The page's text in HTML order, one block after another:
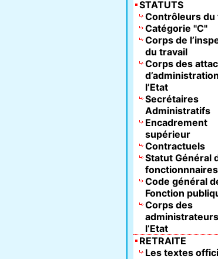
STATUTS
Contrôleurs du
Catégorie "C"
Corps de
du travail
Corps des
l’Etat
Secrétaires
Administratifs
Encadrement
supérieur
Contractuels
Statut Général
fonctionnnaires
Code général
Fonction
Corps des
l’Etat
RETRAITE
Les textes